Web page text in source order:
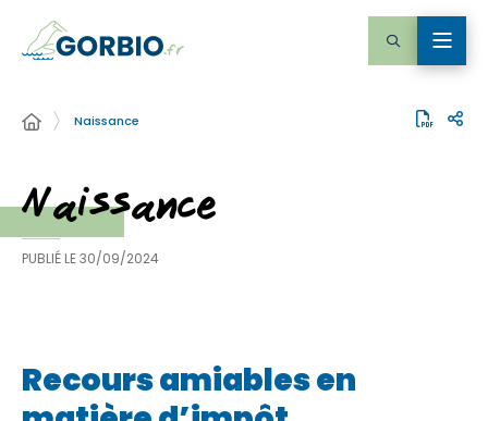
Naissance
Naissance
PUBLIÉ LE30/09/2024
Recours amiables en